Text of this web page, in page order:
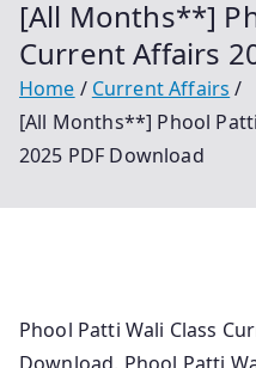
[All Months**]
Current Affairs
Home
Current Affairs
[All Months**] Phool
2025 PDF Download
Phool Patti Wali Class